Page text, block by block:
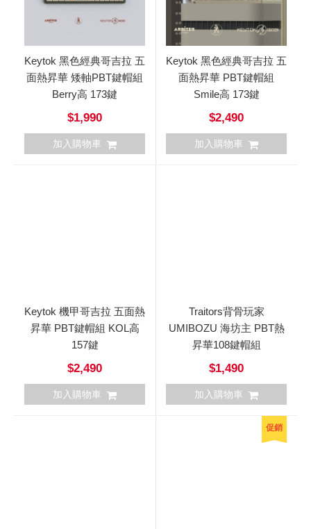
Keytok 黑色經典哥吉拉 五
面熱昇華 矮軸PBT鍵帽組
Berry高 173鍵
$1,990
加入購物車
Keytok 黑色經典哥吉拉 五
面熱昇華 PBT鍵帽組
Smile高 173鍵
$2,490
加入購物車
Keytok 機甲哥吉拉 五面熱
昇華 PBT鍵帽組 KOL高
157鍵
$2,490
加入購物車
Traitors背骨玩家
UMIBOZU 海坊主 PBT熱
昇華108鍵帽組
$1,490
加入購物車
促銷